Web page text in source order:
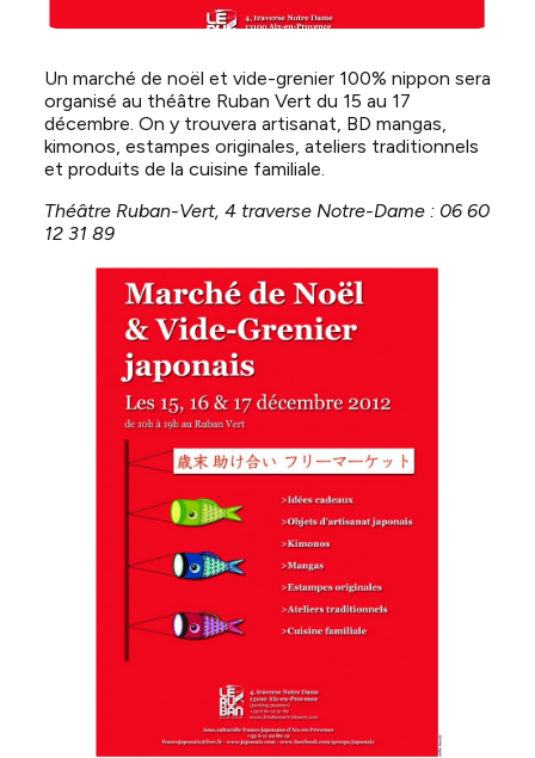
Un marché de noël et vide-grenier 100% nippon sera
organisé au théâtre Ruban Vert du 15 au 17
décembre. On y trouvera artisanat, BD mangas,
kimonos, estampes originales, ateliers traditionnels
et produits de la cuisine familiale.
Théâtre Ruban-Vert, 4 traverse Notre-Dame : 06 60
12 31 89